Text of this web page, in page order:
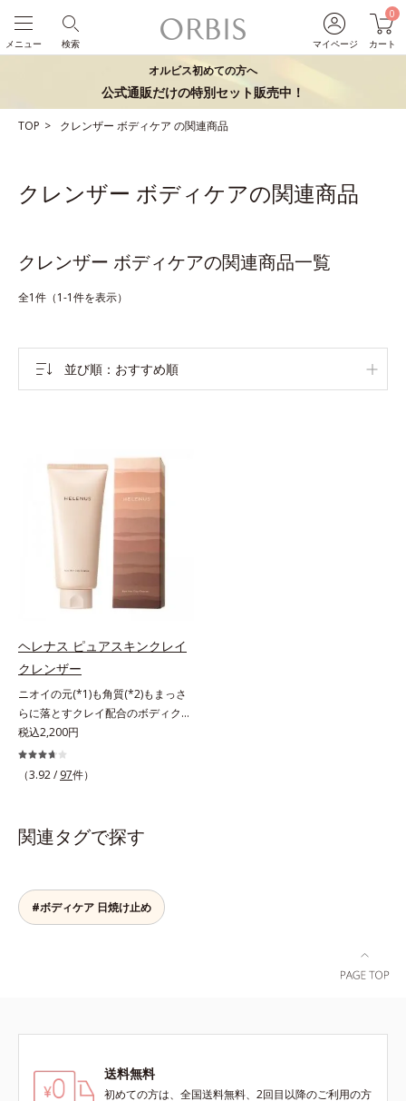
マイページ
0
カート
検索
メニュー
オルビス初めての方へ
公式通販だけの特別セット販売中！
TOP クレンザー ボディケア の関連商品
クレンザー ボディケアの関連商品
クレンザー ボディケアの関連商品一覧
全1件（1-1件を表示）
並び順 おすすめ順
ヘレナス ピュアスキンクレイ
クレンザー
ニオイの元(*1)も角質(*2)もまっさ
らに落とすクレイ配合のボディクレ
ンザー。「へレナス」は、スキンケ
アに強みのあるオルビスとフレグラ
ンスを愛するセントピアによる共同
(*2)もまっさらにオフするボディク
レンザーです。気になるニオイ、ご
レイ配合(*3)で、皮脂や古い角質、
毛穴汚れまでスッキリ落として、ず
る、スペシャルボディケアアイテム
る、ウッディの香り。*1 ニオイの
元となる汚れ *2 古い角質 *3 レ
税込2,200円
（3.92 / 97件）
関連タグで探す
#ボディケア 日焼け止め
送料無料
初めての方は、全国送料無料、2回目以降のご利用の方